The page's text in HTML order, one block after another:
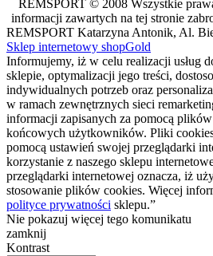
REMSPORT © 2008 Wszystkie
informacji zawartych na tej stronie
REMSPORT Katarzyna Antonik, Al.
Sklep internetowy shopGold
Informujemy, iż w celu realizacji usług
sklepie, optymalizacji jego treści,
indywidualnych potrzeb oraz
w ramach zewnętrznych sieci
informacji zapisanych za pomocą
końcowych użytkowników. Pliki
pomocą ustawień swojej przeglądarki
korzystanie z naszego sklepu
przeglądarki internetowej oznacza, iż
stosowanie plików cookies. Więcej
polityce prywatności sklepu.”
Nie pokazuj więcej tego komunikatu
zamknij
Kontrast